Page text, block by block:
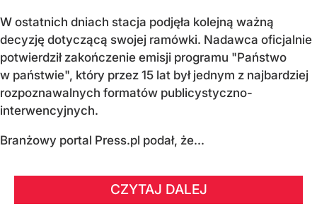
W ostatnich dniach stacja podjęła kolejną ważną
decyzję dotyczącą swojej ramówki. Nadawca oficjalnie
potwierdził zakończenie emisji programu "Państwo
w państwie", który przez 15 lat był jednym z najbardziej
rozpoznawalnych formatów publicystyczno-
interwencyjnych.
Branżowy portal Press.pl podał, że...
CZYTAJ DALEJ